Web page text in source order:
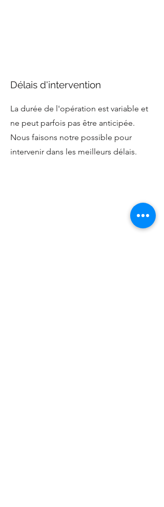
Délais d'intervention
La durée de l'opération est variable et
ne peut parfois pas être anticipée.
Nous faisons notre possible pour
intervenir dans les meilleurs délais.